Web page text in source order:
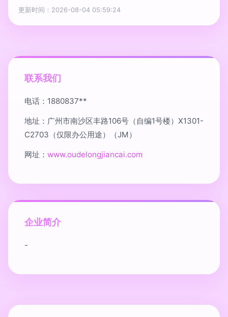
更新时间：2026-08-04 05:59:24
联系我们
电话：1880837**
地址：广州市南沙区丰路106号（自编1号楼）X1301-
C2703（仅限办公用途）（JM）
网址： www.oudelongjiancai.com
企业简介
-